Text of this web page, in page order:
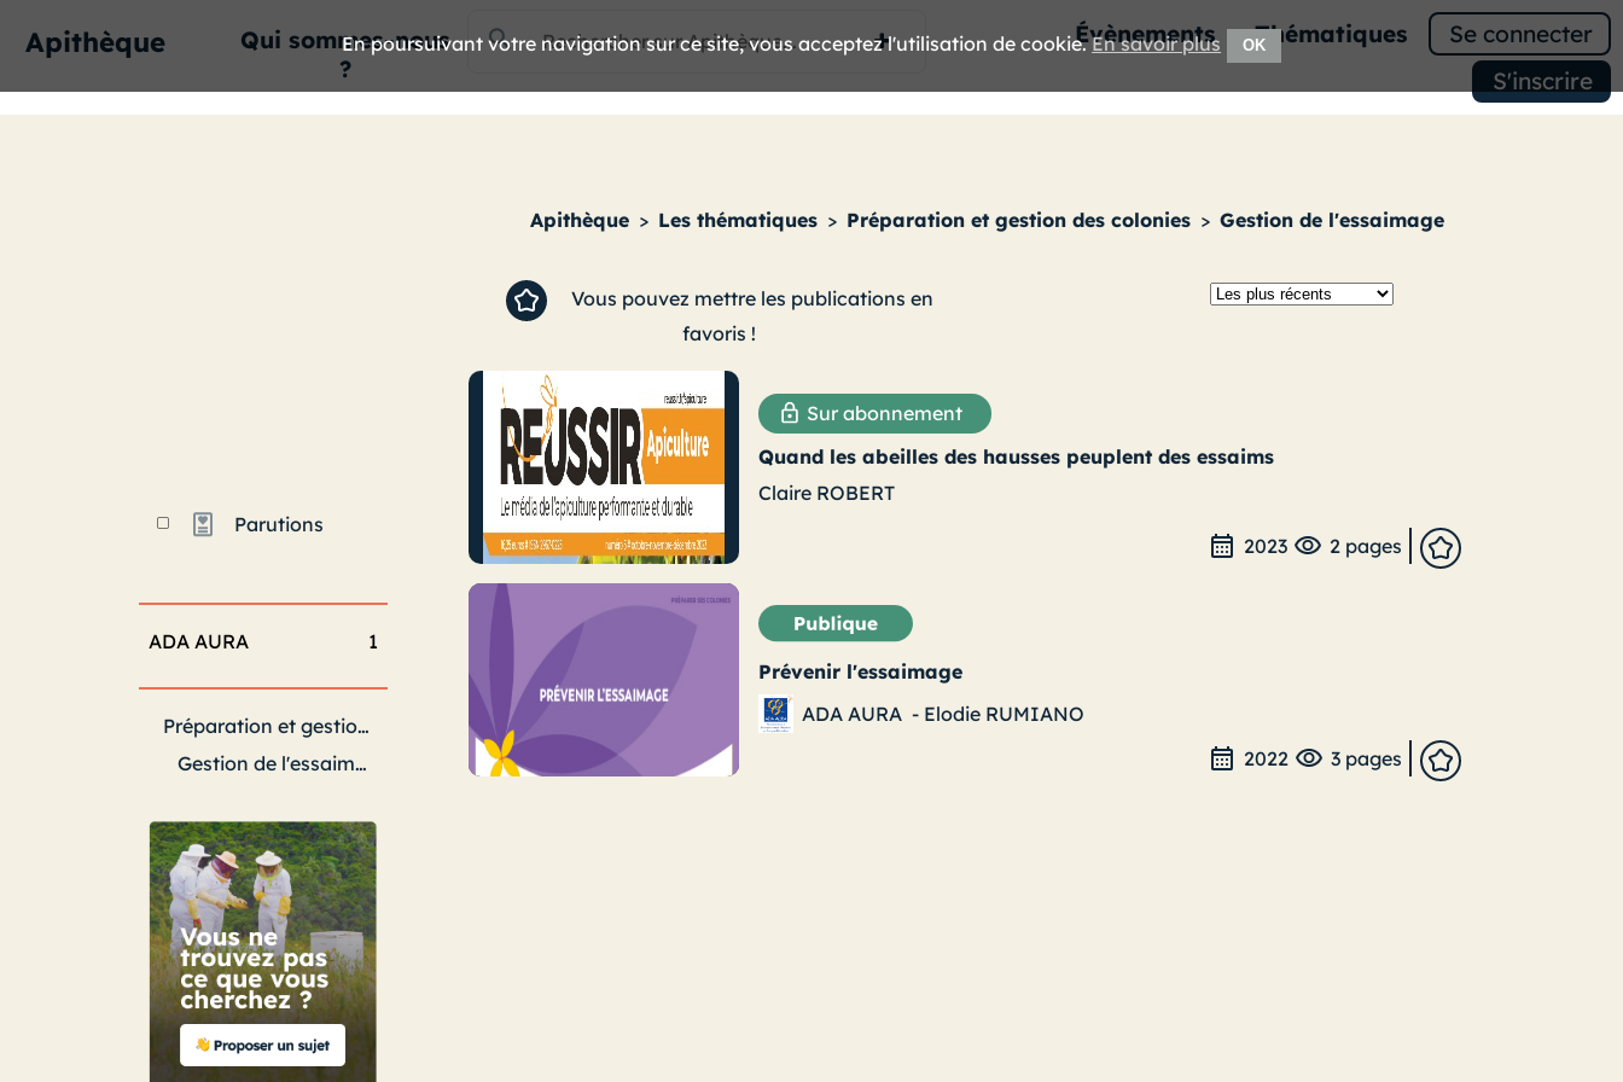
Apithèque
Qui sommes-nous
?
Évènements Thématiques
Se connecter
S'inscrire
Parutions
ADA AURA 1
Préparation et gestion des colonies
Gestion de l'essaimage
Apithèque > Les thématiques > Préparation et gestion des colonies > Gestion de l'essaimage
Vous pouvez mettre les publications en
favoris !
Sur abonnement
Quand les abeilles des hausses peuplent des essaims
Claire ROBERT
2023 2 pages
Prévenir l'essaimage
ADA AURA - Elodie RUMIANO
2022
3 pages
En poursuivant votre navigation sur ce site, vous acceptez l'utilisation de cookie.En savoir plus OK